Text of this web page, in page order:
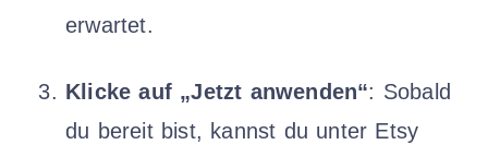
erwartet.
Klicke auf „Jetzt anwenden“: Sobald
du bereit bist, kannst du unter Etsy